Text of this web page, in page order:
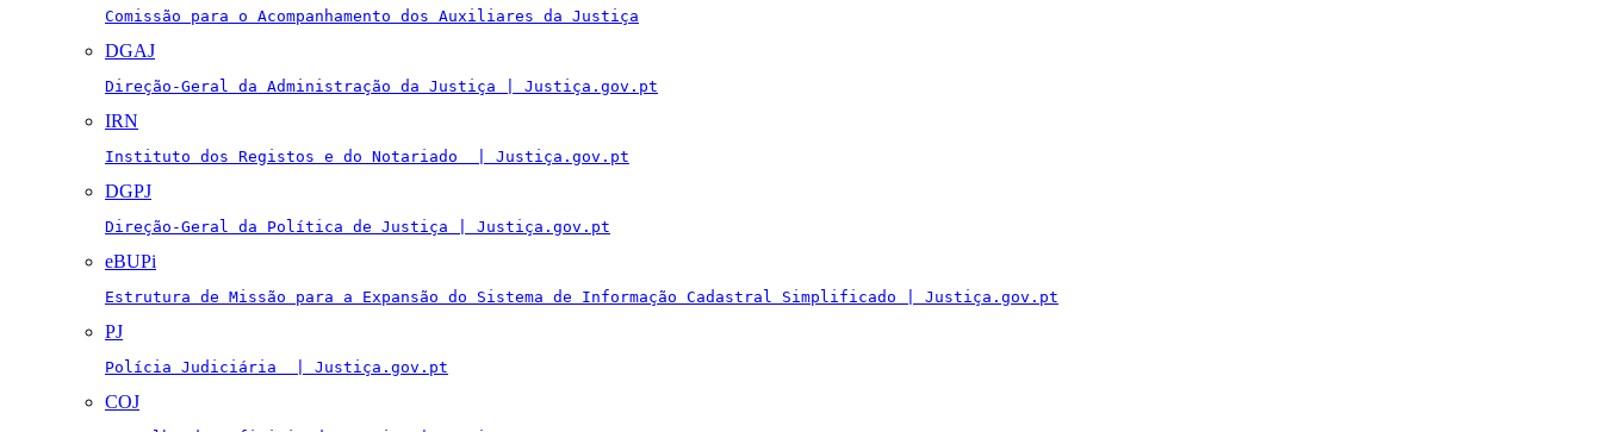
Comissão para o Acompanhamento dos Auxiliares da Justiça
DGAJ
Direção-Geral da Administração da Justiça | Justiça.gov.pt
IRN
Instituto dos Registos e do Notariado  | Justiça.gov.pt
DGPJ
Direção-Geral da Política de Justiça | Justiça.gov.pt
eBUPi
Estrutura de Missão para a Expansão do Sistema de Informação Cadastral Simplificado | Justiça.gov.pt
PJ
Polícia Judiciária  | Justiça.gov.pt
COJ